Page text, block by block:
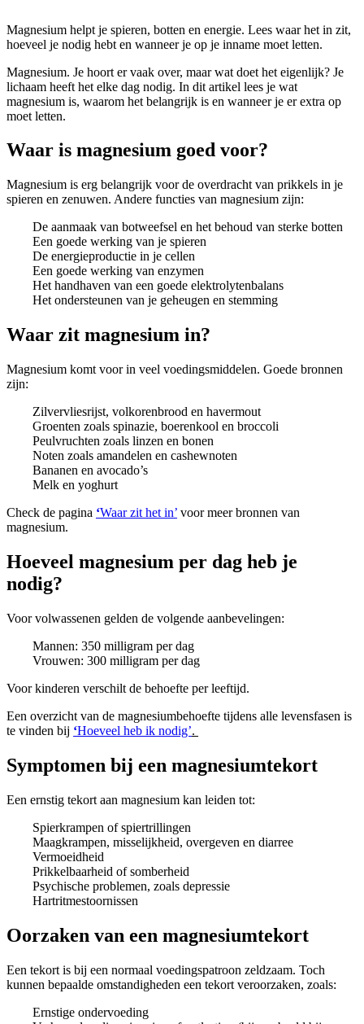
Magnesium helpt je spieren, botten en energie. Lees waar het in zit,
hoeveel je nodig hebt en wanneer je op je inname moet letten.
Magnesium. Je hoort er vaak over, maar wat doet het eigenlijk? Je
lichaam heeft het elke dag nodig. In dit artikel lees je wat
magnesium is, waarom het belangrijk is en wanneer je er extra op
moet letten.
Waar is magnesium goed voor?
Magnesium is erg belangrijk voor de overdracht van prikkels in je
spieren en zenuwen. Andere functies van magnesium zijn:
De aanmaak van botweefsel en het behoud van sterke botten
Een goede werking van je spieren
De energieproductie in je cellen
Een goede werking van enzymen
Het handhaven van een goede elektrolytenbalans
Het ondersteunen van je geheugen en stemming
Waar zit magnesium in?
Magnesium komt voor in veel voedingsmiddelen. Goede bronnen
zijn:
Zilvervliesrijst, volkorenbrood en havermout
Groenten zoals spinazie, boerenkool en broccoli
Peulvruchten zoals linzen en bonen
Noten zoals amandelen en cashewnoten
Bananen en avocado’s
Melk en yoghurt
Check de pagina ‘Waar zit het in’ voor meer bronnen van
magnesium.
Hoeveel magnesium per dag heb je
nodig?
Voor volwassenen gelden de volgende aanbevelingen:
Mannen: 350 milligram per dag
Vrouwen: 300 milligram per dag
Voor kinderen verschilt de behoefte per leeftijd.
Een overzicht van de magnesiumbehoefte tijdens alle levensfasen is
te vinden bij ‘Hoeveel heb ik nodig’.
Symptomen bij een magnesiumtekort
Een ernstig tekort aan magnesium kan leiden tot:
Spierkrampen of spiertrillingen
Maagkrampen, misselijkheid, overgeven en diarree
Vermoeidheid
Prikkelbaarheid of somberheid
Psychische problemen, zoals depressie
Hartritmestoornissen
Oorzaken van een magnesiumtekort
Een tekort is bij een normaal voedingspatroon zeldzaam. Toch
kunnen bepaalde omstandigheden een tekort veroorzaken, zoals:
Ernstige ondervoeding